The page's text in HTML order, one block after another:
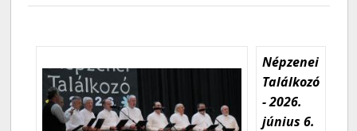
Népzenei
Találkozó
- 2026.
június 6.